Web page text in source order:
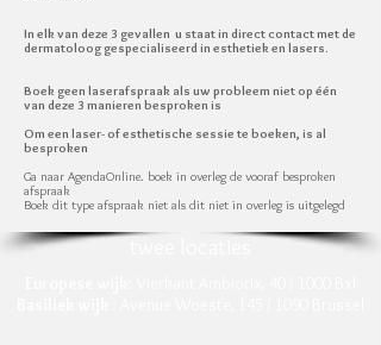
In elk van deze 3 gevallen u staat in direct contact met de
dermatoloog gespecialiseerd in esthetiek en lasers.
Boek geen laserafspraak als uw probleem niet op één
van deze 3 manieren besproken is
Om een laser- of esthetische sessie te boeken, is al
besproken
Ga naar AgendaOnline. boek in overleg de vooraf besproken
afspraak
Boek dit type afspraak niet als dit niet in overleg is uitgelegd